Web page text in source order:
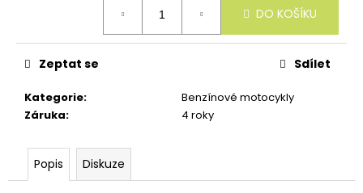
DO KOŠÍKU
Kategorie:
Benzínové motocykly
Záruka: 4 roky
Zeptat se Sdílet
Popis Diskuze
D
o
o
j